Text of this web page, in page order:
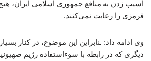
آسیب زدن به منافع جمهوری اسلامی ایران،
قرمزی را رعایت نمی‌کنند.
وی ادامه داد: بنابراین این موضوع، در کنار
دیگری که در رابطه با سوءاستفاده رژیم